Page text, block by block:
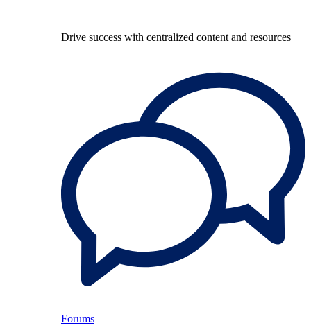
Drive success with centralized content and resources
Forums